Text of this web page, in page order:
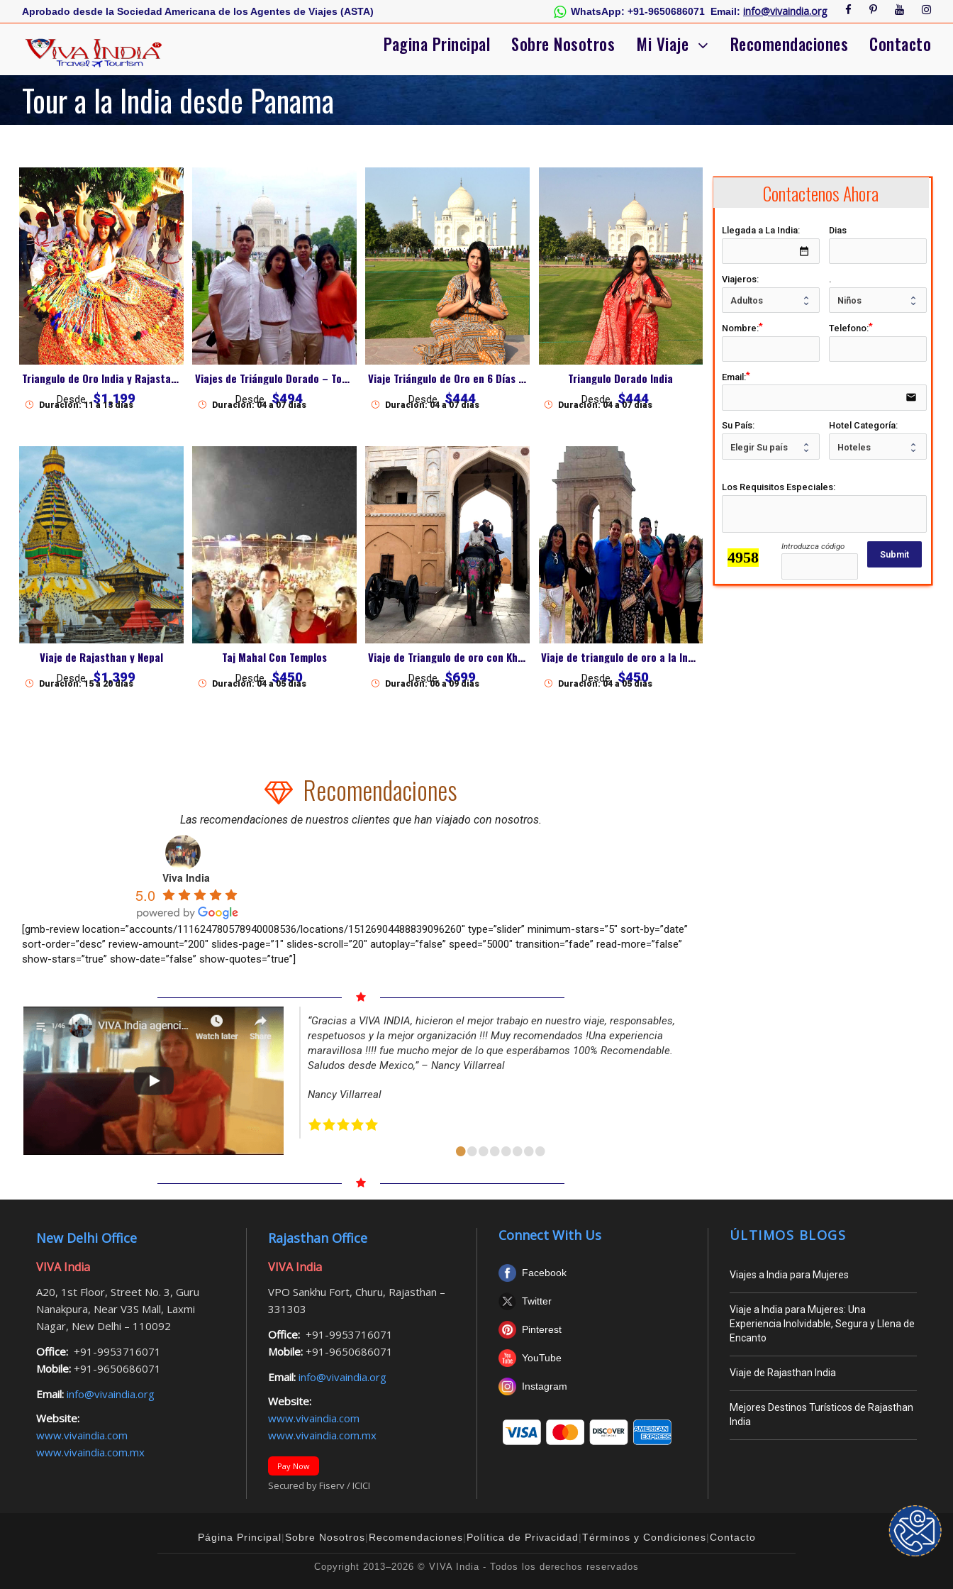
Aprobado desde la Sociedad Americana de los Agentes de Viajes (ASTA) WhatsApp: +91-9650686071 Email: info@vivaindia.org
Pagina Principal Sobre Nosotros Mi Viaje Recomendaciones Contacto
Tour a la India desde Panama
Triangulo de Oro India y Rajastan La Esencia Imperial de la India
Desde $1,199
Duración: 11 a 13 dias
Viajes de Triángulo Dorado – Tour Clásico Delhi, Agra y Jaipur
Desde $494
Duración: 04 a 07 dias
Viaje Triángulo de Oro en 6 Días – Delhi, Agra y Jaipur
Desde $444
Duración: 04 a 07 dias
Triangulo Dorado India
Desde $444
Duración: 04 a 07 dias
Viaje de Rajasthan y Nepal
Desde $1,399
Duración: 15 a 20 dias
Taj Mahal Con Templos
Desde $450
Duración: 04 a 05 dias
Viaje de Triangulo de oro con Khajuraho
Desde $699
Duración: 06 a 09 dias
Viaje de triangulo de oro a la India
Desde $450
Duración: 04 a 05 dias
Recomendaciones
Las recomendaciones de nuestros clientes que han viajado con nosotros.
Viva India
5.0
[gmb-review location=”accounts/111624780578940008536/locations/15126904488839096260″ type=”slider” minimum-stars=”5″ sort-by=”date”
sort-order=”desc” review-amount=”200″ slides-page=”1″ slides-scroll=”20″ autoplay=”false” speed=”5000″ transition=”fade” read-more=”false”
show-stars=”true” show-date=”false” show-quotes=”true”]
••••••••
“Gracias a VIVA INDIA, hicieron el mejor trabajo en nuestro viaje, responsables,
respetuosos y la mejor organización !!! Muy recomendados !Una experiencia
maravillosa !!!! fue mucho mejor de lo que esperábamos 100% Recomendable.
Saludos desde Mexico,” – Nancy Villarreal
Nancy Villarreal
Contactenos Ahora
Llegada a La India:
date_range
Dias
Viajeros: .
Nombre: Telefono:
Email:
email
Su País: Hotel Categoría:
Los Requisitos Especiales:
Introduzca código
Submit
New Delhi Office
VIVA India
A20, 1st Floor, Street No. 3, Guru
Nanakpura, Near V3S Mall, Laxmi
Nagar, New Delhi – 110092
Office: +91-9953716071
Mobile: +91-9650686071
Email: info@vivaindia.org
Website:
www.vivaindia.com
www.vivaindia.com.mx
Rajasthan Office
VIVA India
VPO Sankhu Fort, Churu, Rajasthan –
331303
Office:+91-9953716071
Mobile:+91-9650686071
Email:info@vivaindia.org
Website:
www.vivaindia.com
www.vivaindia.com.mx
Pay Now
Secured by Fiserv / ICICI
Connect With Us
Facebook
Twitter
Pinterest
YouTube
Instagram
ÚLTIMOS BLOGS
Viajes a India para Mujeres
Viaje a India para Mujeres: Una
Experiencia Inolvidable, Segura y Llena de
Encanto
Viaje de Rajasthan India
Mejores Destinos Turísticos de Rajasthan
India
Página Principal|Sobre Nosotros| Recomendaciones| Política de Privacidad|Términos y Condiciones|Contacto
Copyright 2013–2026 © VIVA India - Todos los derechos reservados